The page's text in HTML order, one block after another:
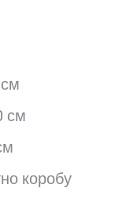
см
коробу